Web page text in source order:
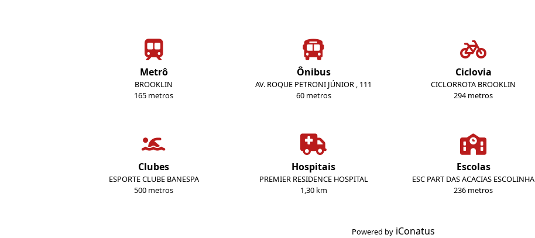
Metrô
BROOKLIN
165 metros
Ônibus
AV. ROQUE PETRONI JÚNIOR , 111
60 metros
Ciclovia
CICLORROTA BROOKLIN
294 metros
Clubes
ESPORTE CLUBE BANESPA
500 metros
Hospitais
PREMIER RESIDENCE HOSPITAL
1,30 km
Escolas
ESC PART DAS ACACIAS ESCOLINHA
236 metros
Powered by iConatus